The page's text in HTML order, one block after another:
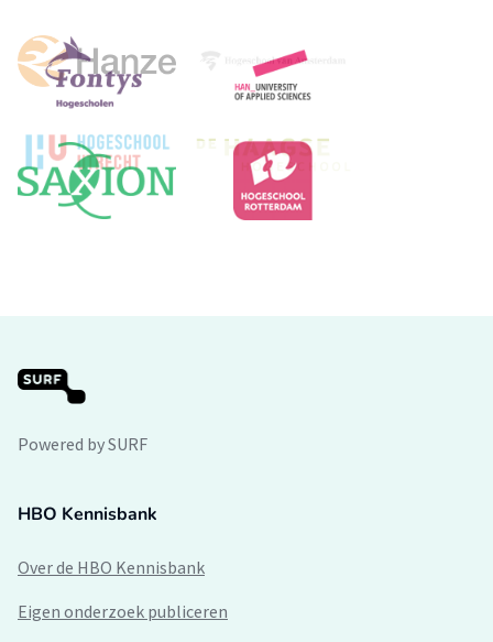
Powered by SURF
HBO Kennisbank
Over de HBO Kennisbank
Eigen onderzoek publiceren